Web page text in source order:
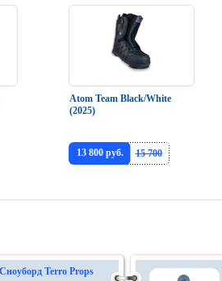
Atom Team Black/White
(2025)
13 800 руб. 15 700
Сноуборд Terro Props